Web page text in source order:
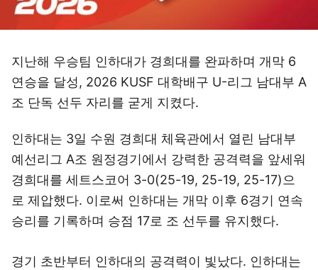
지난해 우승팀 인하대가 경희대를 완파하며 개막 6
연승을 달성, 2026 KUSF 대학배구 U-리그 남대부 A
조 단독 선두 자리를 굳게 지켰다.
인하대는 3일 수원 경희대 체육관에서 열린 남대부
예선리그 A조 원정경기에서 강력한 공격력을 앞세워
경희대를 세트스코어 3-0(25-19, 25-19, 25-17)으
로 제압했다. 이로써 인하대는 개막 이후 6경기 연속
승리를 기록하며 승점 17로 조 선두를 유지했다.
경기 초반부터 인하대의 공격력이 빛났다. 인하대는